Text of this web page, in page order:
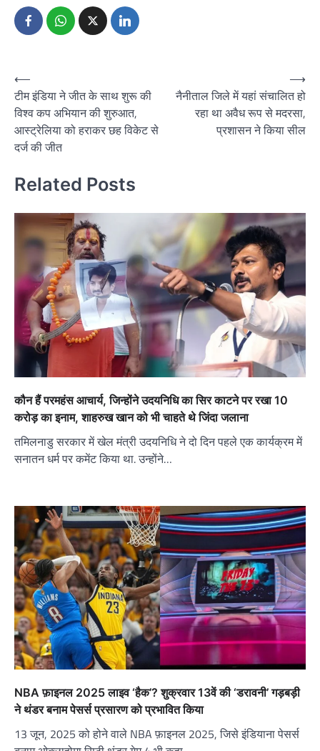
Post
navigation
⟵
टीम इंडिया ने जीत के साथ शुरू की
विश्व कप अभियान की शुरुआत,
आस्ट्रेलिया को हराकर छह विकेट से
दर्ज की जीत
नैनीताल जिले में यहां संचालित हो
रहा था अवैध रूप से मदरसा,
प्रशासन ने किया सील
⟶
Related Posts
कौन हैं परमहंस आचार्य, जिन्होंने उदयनिधि का सिर काटने पर रखा 10
करोड़ का इनाम, शाहरुख खान को भी चाहते थे जिंदा जलाना
तमिलनाडु सरकार में खेल मंत्री उदयनिधि ने दो दिन पहले एक कार्यक्रम में
सनातन धर्म पर कमेंट किया था. उन्होंने…
NBA फ़ाइनल 2025 लाइव ‘हैक’? शुक्रवार 13वें की ‘डरावनी’ गड़बड़ी
ने थंडर बनाम पेसर्स प्रसारण को प्रभावित किया
13 जून, 2025 को होने वाले NBA फ़ाइनल 2025, जिसे इंडियाना पेसर्स